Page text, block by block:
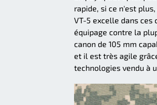
rapide, si ce n'est
VT-5 excelle dans ces
équipage contre la
canon de 105 mm
et il est très agile
technologies vendu à